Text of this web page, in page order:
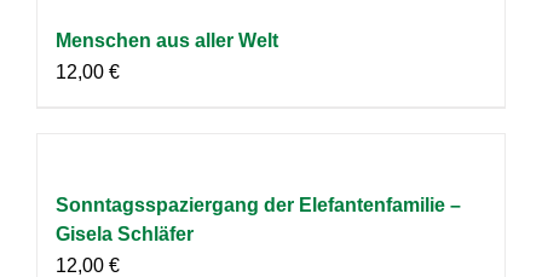
Menschen aus aller Welt
12,00 €
Sonntagsspaziergang der Elefantenfamilie –
Gisela Schläfer
12,00 €